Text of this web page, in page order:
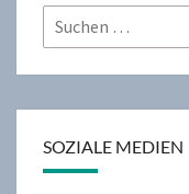
Suchen
nach:
SOZIALE MEDIEN